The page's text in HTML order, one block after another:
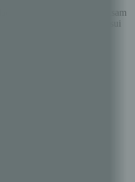
As perguntas que precisam
engagements? Quem possui